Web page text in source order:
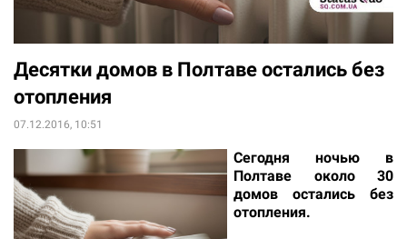
Десятки домов в Полтаве остались без
отопления
07.12.2016, 10:51
Сегодня ночью в
Полтаве около 30
домов остались без
отопления.